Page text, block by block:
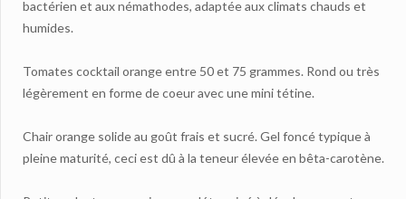
bactérien et aux némathodes, adaptée aux climats chauds et
humides.
Tomates cocktail orange entre 50 et 75 grammes. Rond ou très
légèrement en forme de coeur avec une mini tétine.
Chair orange solide au goût frais et sucré. Gel foncé typique à
pleine maturité, ceci est dû à la teneur élevée en bêta-carotène.